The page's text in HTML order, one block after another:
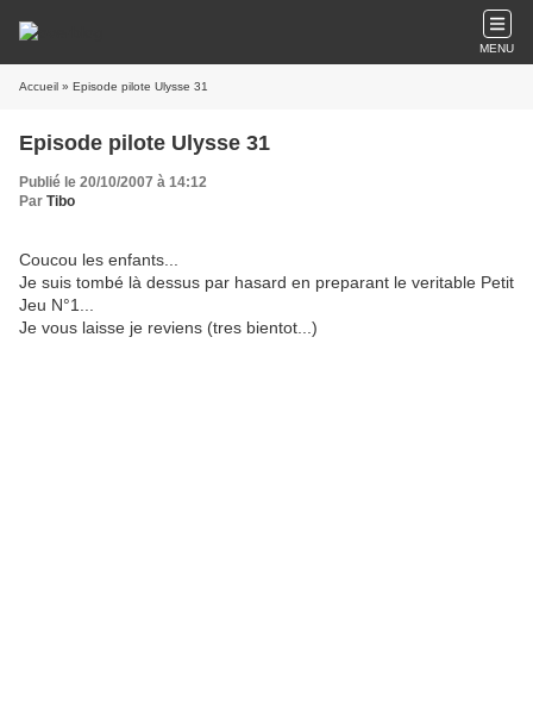
MENU
Accueil » Episode pilote Ulysse 31
Episode pilote Ulysse 31
Publié le 20/10/2007 à 14:12
Par Tibo
Coucou les enfants...
Je suis tombé là dessus par hasard en preparant le veritable Petit
Jeu N°1...
Je vous laisse je reviens (tres bientot...)